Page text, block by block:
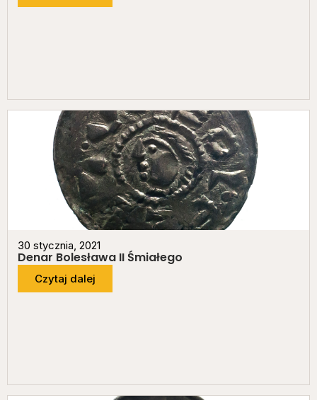
30 stycznia, 2021
Denar Bolesława II Śmiałego
Czytaj dalej